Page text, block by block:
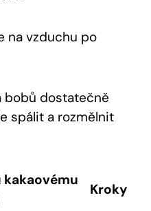
na vzduchu po
bobů dostatečně
spálit a rozmělnit
kakaovému‌
Kroky